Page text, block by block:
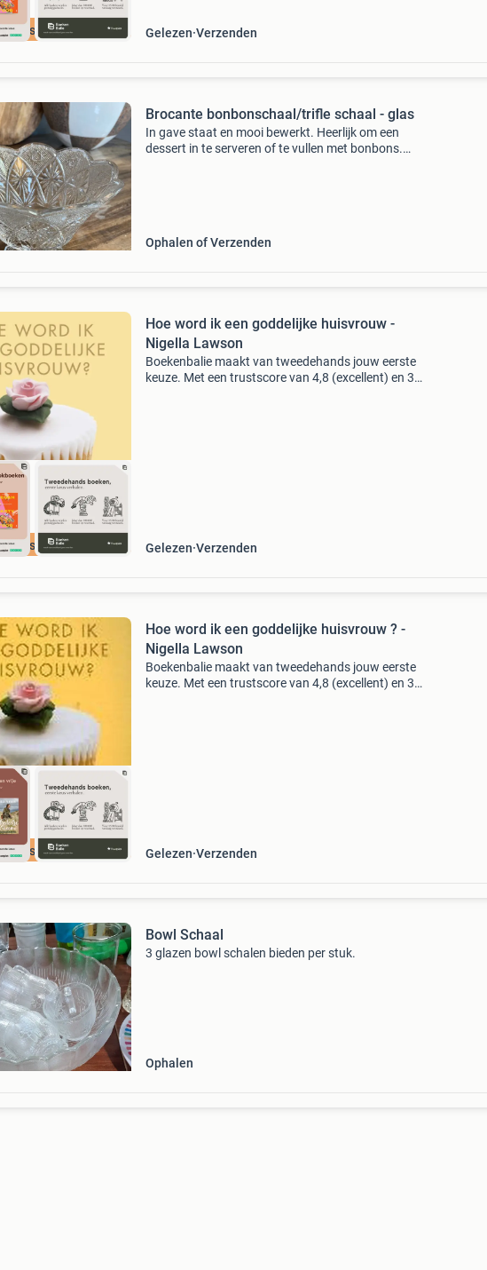
prijs Gelezen Verzenden
Brocante bonbonschaal/trifle schaal - glas
In gave staat en mooi bewerkt. Heerlijk om een
dessert in te serveren of te vullen met bonbons.
Ophalen of Verzenden
prijs
Hoe word ik een goddelijke huisvrouw -
Nigella Lawson
Boekenbalie maakt van tweedehands jouw eerste
keuze. Met een trustscore van 4,8 (excellent) en 30
Gelezen Verzenden
prijs
Hoe word ik een goddelijke huisvrouw ? -
Nigella Lawson
Boekenbalie maakt van tweedehands jouw eerste
keuze. Met een trustscore van 4,8 (excellent) en 30
Gelezen Verzenden
Bowl Schaal
3 glazen bowl schalen bieden per stuk.
Ophalen